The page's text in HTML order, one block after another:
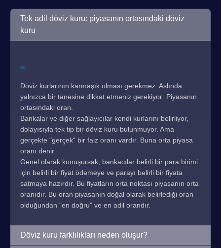
Tek adil döviz kuru: piyasanın ortasındaki döviz
kuru
Döviz kurlarının karmaşık olması gerekmez. Aslında
yalnızca bir tanesine dikkat etmeniz gerekiyor: Piyasanın
ortasındaki oran.
Bankalar ve diğer sağlayıcılar kendi kurlarını belirliyor,
dolayısıyla tek tip bir döviz kuru bulunmuyor. Ama
gerçekte "gerçek" bir faiz oranı vardır. Buna orta piyasa
oranı denir.
Genel olarak konuşursak, bankacılar belirli bir para birimi
için belirli bir fiyat ödemeye ve parayı belirli bir fiyata
satmaya hazırdır. Bu fiyatların orta noktası piyasanın orta
oranıdır. Bu oran piyasanın doğal olarak belirlediği oran
olduğundan "en doğru" ve en adil orandır.
Döviz kuru farklılıkları neden oluşur?